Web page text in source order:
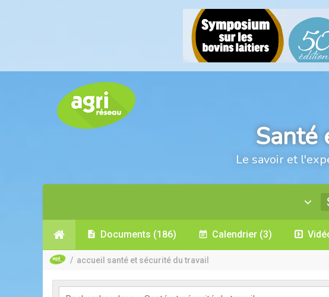
Santé
Le savoir et
Documents (186) Calendrier (3)
/ accueil santé et sécurité du travail